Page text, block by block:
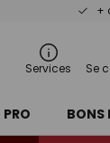
+
Services Se
BONS